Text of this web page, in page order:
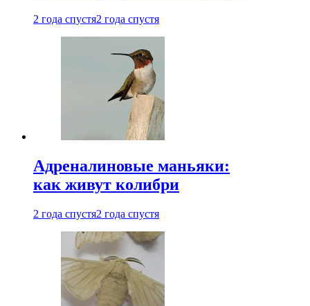
2 года спустя2 года спустя
Адреналиновые маньяки:
как живут колибри
2 года спустя2 года спустя